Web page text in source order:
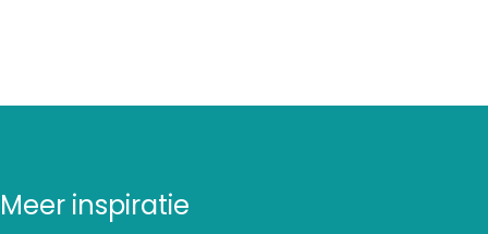
Meer inspiratie